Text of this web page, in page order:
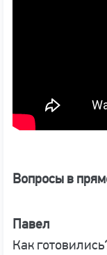
Вопросы в
Павел
Как